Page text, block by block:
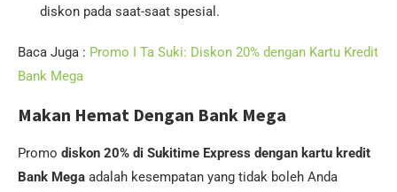
diskon pada saat-saat spesial.
Baca Juga : Promo I Ta Suki: Diskon 20% dengan Kartu Kredit
Bank Mega
Makan Hemat Dengan Bank Mega
Promo diskon 20% di Sukitime Express dengan kartu kredit
Bank Mega adalah kesempatan yang tidak boleh Anda